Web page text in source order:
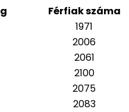
Férfiak száma
1971
2006
2061
2100
2075
2083